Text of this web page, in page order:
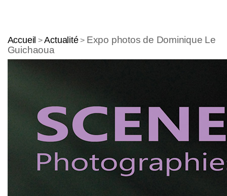
Accueil >Actualité> Expo photos de Dominique Le
Guichaoua